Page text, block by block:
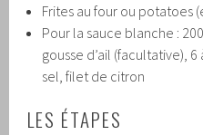
Frites au four ou potatoes
Pour la sauce blanche :
gousse d’ail (facultative),
sel, filet de citron
LES ÉTAPES